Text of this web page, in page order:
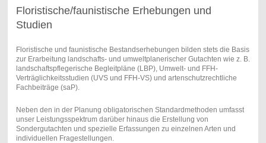
Floristische/faunistische Erhebungen und
Studien
Floristische und faunistische Bestandserhebungen bilden stets die Basis
zur Erarbeitung landschafts- und umweltplanerischer Gutachten wie z. B.
landschaftspflegerische Begleitpläne (LBP), Umwelt- und FFH-
Verträglichkeitsstudien (UVS und FFH-VS) und artenschutzrechtliche
Fachbeiträge (saP).
Neben den in der Planung obligatorischen Standardmethoden umfasst
unser Leistungsspektrum darüber hinaus die Erstellung von
Sondergutachten und spezielle Erfassungen zu einzelnen Arten und
individuellen Fragestellungen.